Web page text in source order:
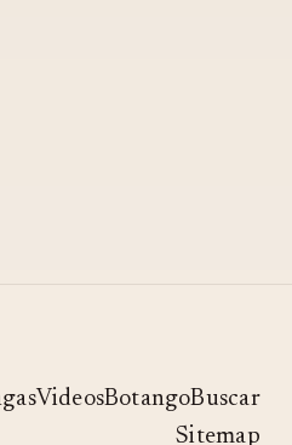
VideosBotangoBuscar
Sitemap